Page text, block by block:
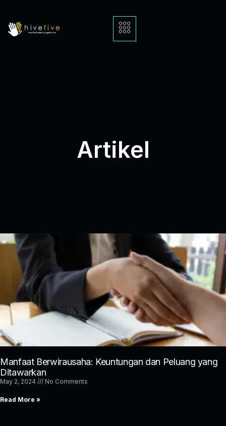
Artikel
Manfaat Berwirausaha: Keuntungan dan Peluang yang
Ditawarkan
May 2, 2024 No Comments
Read More »